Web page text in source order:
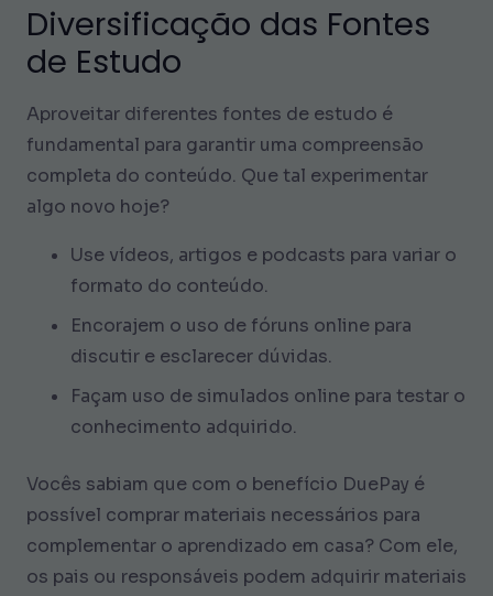
Diversificação das Fontes
de Estudo
Aproveitar diferentes fontes de estudo é
fundamental para garantir uma compreensão
completa do conteúdo. Que tal experimentar
algo novo hoje?
Use vídeos, artigos e podcasts para variar o
formato do conteúdo.
Encorajem o uso de fóruns online para
discutir e esclarecer dúvidas.
Façam uso de simulados online para testar o
conhecimento adquirido.
Vocês sabiam que com o benefício DuePay é
possível comprar materiais necessários para
complementar o aprendizado em casa? Com ele,
os pais ou responsáveis podem adquirir materiais